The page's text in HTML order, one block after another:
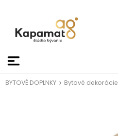
BYTOVÉ DOPLNKY Bytové dekorácie